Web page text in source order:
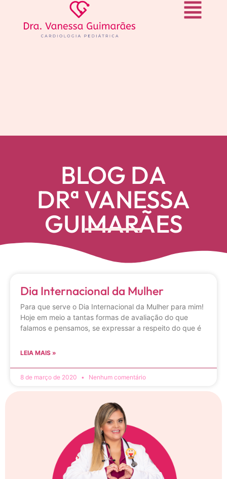
BLOG DA
DRª VANESSA
GUIMARÃES
Dia Internacional da Mulher
Para que serve o Dia Internacional da Mulher para mim!
Hoje em meio a tantas formas de avaliação do que
falamos e pensamos, se expressar a respeito do que é
LEIA MAIS »
8 de março de 2020 Nenhum comentário